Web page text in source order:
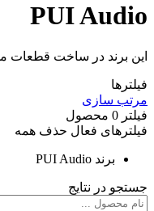
PUI Audio
این برند در ساخت قطعات
فیلترها
مرتب سازی
فیلتر 0 محصول
فیلترهای فعال حذف همه
برند PUI Audio
جستجو در نتایج